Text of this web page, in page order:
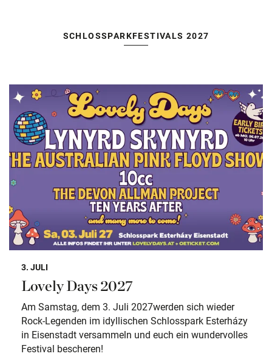
SCHLOSSPARKFESTIVALS 2027
3. JULI
Lovely Days 2027
Am Samstag, dem 3. Juli 2027werden sich wieder
Rock-Legenden im idyllischen Schlosspark Esterházy
in Eisenstadt versammeln und euch ein wundervolles
Festival bescheren!